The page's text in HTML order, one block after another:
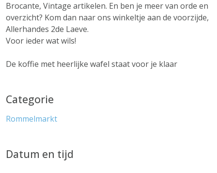
Brocante, Vintage artikelen. En ben je meer van orde en
overzicht? Kom dan naar ons winkeltje aan de voorzijde,
Allerhandes 2de Laeve.
Voor ieder wat wils!
De koffie met heerlijke wafel staat voor je klaar
Categorie
Rommelmarkt
Datum en tijd